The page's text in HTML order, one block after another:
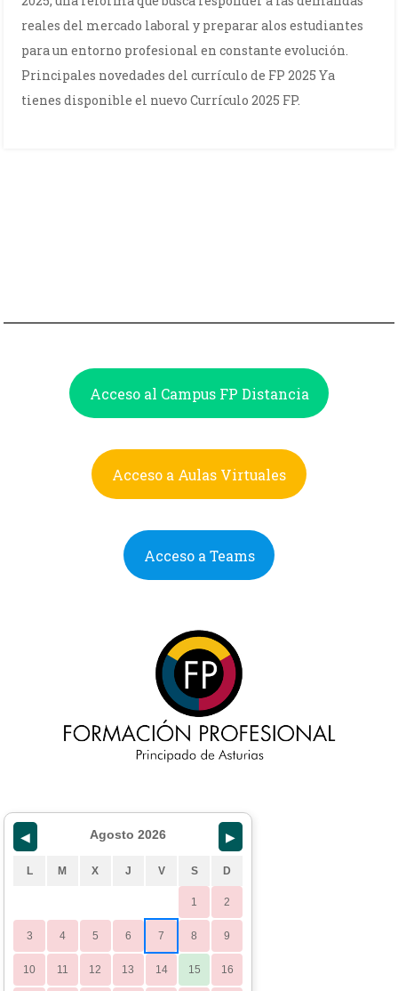
reales del mercado laboral y preparar alos estudiantes
para un entorno profesional en constante evolución.
Principales novedades del currículo de FP 2025 Ya
tienes disponible el nuevo Currículo 2025 FP.
Acceso al Campus FP Distancia
Acceso a Aulas Virtuales
Acceso a Teams
◀ Agosto 2026 ▶
L M X J V S D
1 2
3 4 5 6 7 8 9
10 11 12 13 14 15 16